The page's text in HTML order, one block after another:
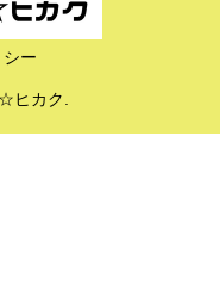
ー
ヒカク.